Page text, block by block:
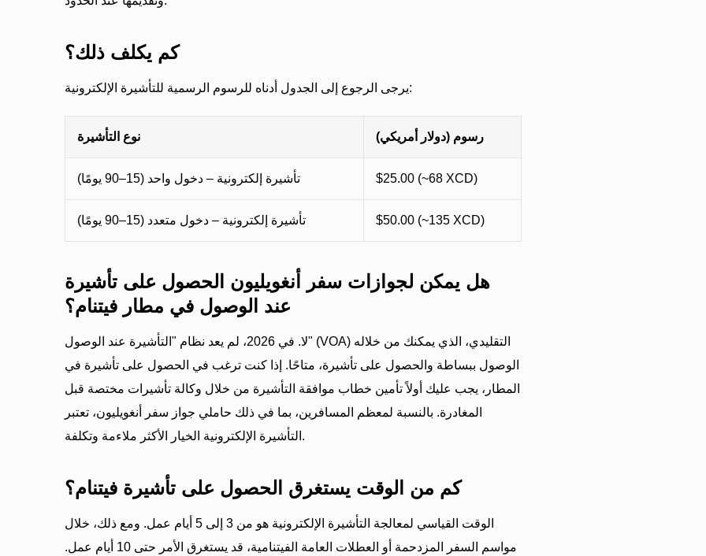
كم يكلف ذلك؟
يرجى الرجوع إلى الجدول أدناه للرسوم الرسمية للتأشيرة الإلكترونية:
نوع التأشيرة رسوم (دولار أمريكي)
تأشيرة إلكترونية – دخول واحد (15–90 يومًا) $25.00 (~68 XCD)
تأشيرة إلكترونية – دخول متعدد (15–90 يومًا) $50.00 (~135 XCD)
هل يمكن لجوازات سفر أنغويليون الحصول على تأشيرة
عند الوصول في مطار فيتنام؟
لا. في 2026، لم يعد نظام "التأشيرة عند الوصول" (VOA) التقليدي، الذي يمكنك من خلاله
الوصول ببساطة والحصول على تأشيرة، متاحًا. إذا كنت ترغب في الحصول على تأشيرة في
المطار، يجب عليك أولاً تأمين خطاب موافقة التأشيرة من خلال وكالة تأشيرات مختصة قبل
المغادرة. بالنسبة لمعظم المسافرين، بما في ذلك حاملي جواز سفر أنغويليون، تعتبر
التأشيرة الإلكترونية الخيار الأكثر ملاءمة وتكلفة.
كم من الوقت يستغرق الحصول على تأشيرة فيتنام؟
الوقت القياسي لمعالجة التأشيرة الإلكترونية هو من 3 إلى 5 أيام عمل. ومع ذلك، خلال
مواسم السفر المزدحمة أو العطلات العامة الفيتنامية، قد يستغرق الأمر حتى 10 أيام عمل.